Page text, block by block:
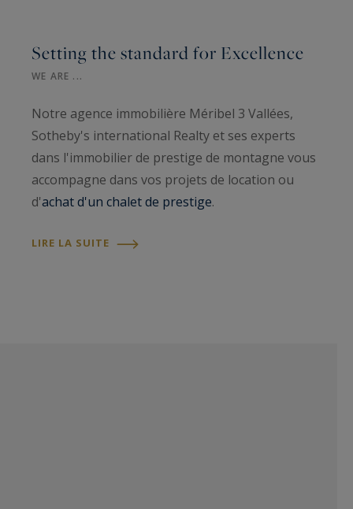
Setting the standard for Excellence
WE ARE ...
Notre agence immobilière Méribel 3 Vallées,
Sotheby's international Realty et ses experts
dans l'immobilier de prestige de montagne vous
accompagne dans vos projets de location ou
d'achat d'un chalet de prestige.
LIRE LA SUITE